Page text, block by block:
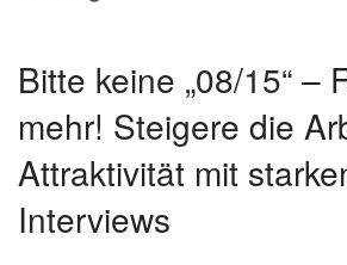
Bitte keine „08/15“ –
mehr! Steigere die
Attraktivität mit
Interviews